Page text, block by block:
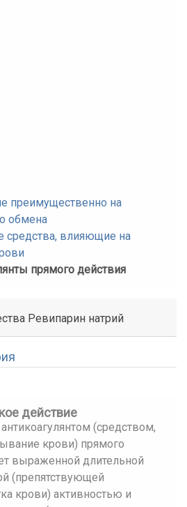
преимущественно на
обмена
средства, влияющие на
прямого действия
Ревипарин натрий
действие
(средством,
крови) прямого
выраженной длительной
(препятствующей
крови) активностью и